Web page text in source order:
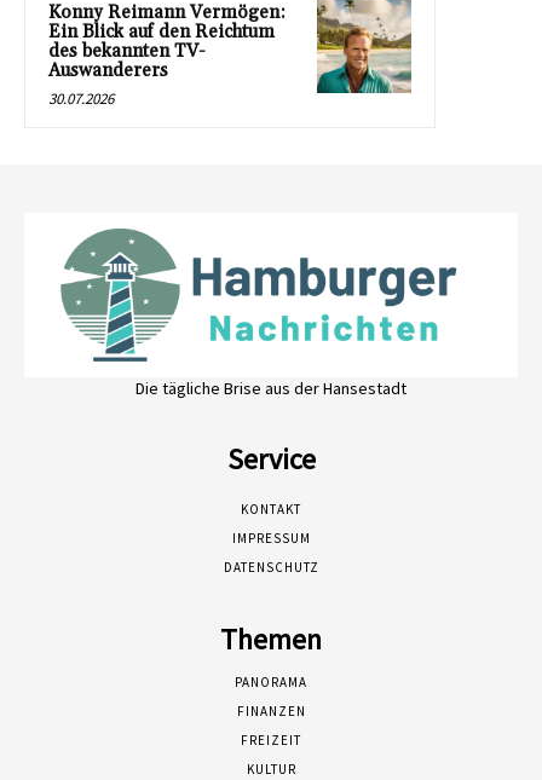
Konny Reimann Vermögen:
Ein Blick auf den Reichtum
des bekannten TV-
Auswanderers
30.07.2026
Die tägliche Brise aus der Hansestadt
Service
KONTAKT
IMPRESSUM
DATENSCHUTZ
Themen
PANORAMA
FINANZEN
FREIZEIT
KULTUR